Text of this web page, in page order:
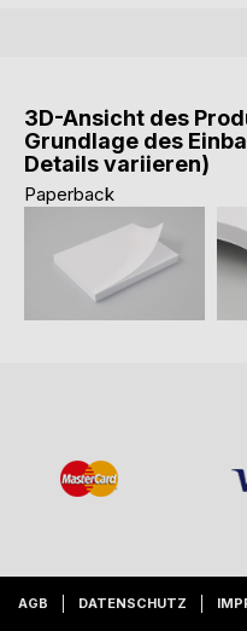
3D-Ansicht des
Grundlage des
Details variieren)
Paperback
AGB DATENSCHUTZ